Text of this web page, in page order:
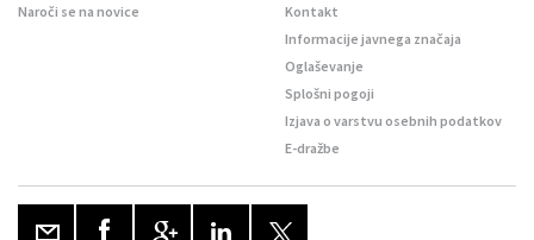
Naroči se na novice
Kontakt
Informacije javnega značaja
Oglaševanje
Splošni pogoji
Izjava o varstvu osebnih podatkov
E-dražbe